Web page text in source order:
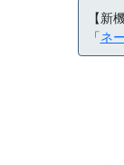
【新
「ネ